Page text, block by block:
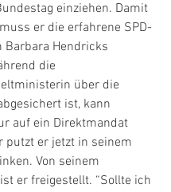
einziehen. Damit
er die erfahrene SPD-
Barbara Hendricks
die
über die
ist, kann
auf ein Direktmandat
putzt er jetzt in seinem
Von seinem
er freigestellt. “Sollte ich